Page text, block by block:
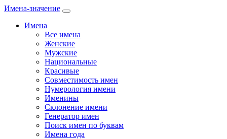
Имена-значение
Имена
Все имена
Женские
Мужские
Национальные
Красивые
Совместимость имен
Нумерология имени
Именины
Склонение имени
Генератор имен
Поиск имен по буквам
Имена года